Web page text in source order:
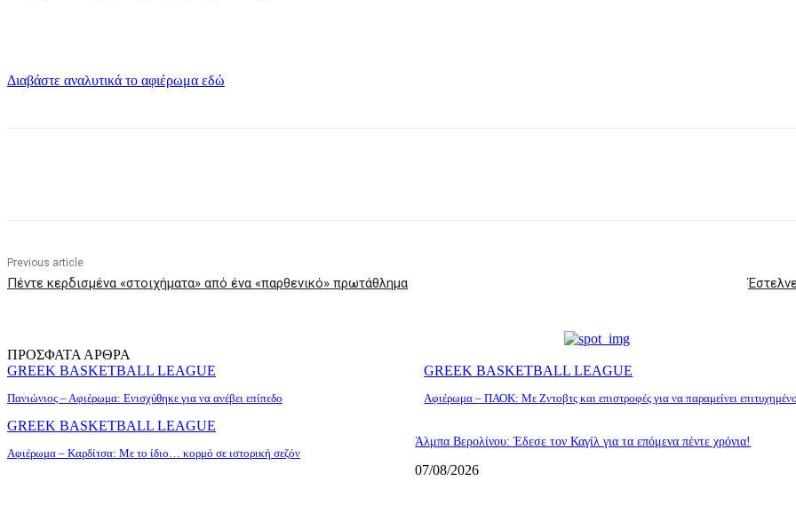
Διαβάστε αναλυτικά το αφιέρωμα εδώ
Previous article
Πέντε κερδισμένα «στοιχήματα» από ένα «παρθενικό» πρωτάθλημα
ΠΡΟΣΦΑΤΑ ΑΡΘΡΑ
GREEK BASKETBALL LEAGUE
Πανιώνιος – Αφιέρωμα: Ενισχύθηκε για να ανέβει επίπεδο
GREEK BASKETBALL LEAGUE
Αφιέρωμα – ΠΑΟΚ: Με Ζντοβτς και επιστροφές για να παραμείνει
GREEK BASKETBALL LEAGUE
Αφιέρωμα – Καρδίτσα: Με το ίδιο… κορμό σε ιστορική σεζόν
Άλμπα Βερολίνου: Έδεσε τον Καγίλ για τα επόμενα πέντε χρόνια!
07/08/2026